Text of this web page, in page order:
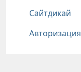
Подвал
Сайтдикай
Авторизация